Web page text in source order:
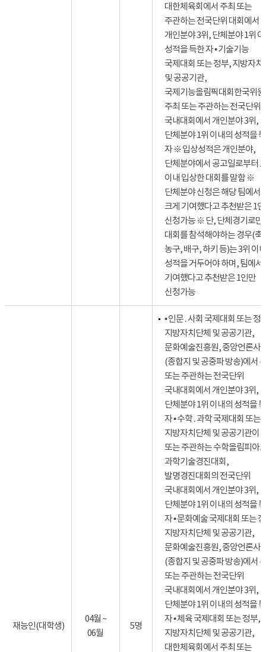
대한체육회에서 주최 또는
주관하는 전국단위 대회에서
개인분야 3위, 단체분야 1위
성적을 득한 자 • 기술기능
국제대회 또는 정부, 지방자치
및 공공기관,
국제기능올림픽대회한국위
주최 또는 주관하는 전국단위
국내대회에서 개인분야 3위,
단체분야 1위 이내의 성적을
자 ※ 입상성적은 개인분야,
단체분야에서 공고일로부터 1
이내 입상한 대회를 말함 ※
단체분야 신청은 해당 팀에서
크게 기여했다고 추천받은 1
신청가능 ※ 단, 단체경기로만
대회를 참석해야하는 경우(축
농구, 배구, 하키 등)는 3위 이
성적을 거두어야 하며, 팀에서
기여했다고 추천받은 1인만
신청가능
재능인(대학생)
04월 ~
06월
5명
• 인문․사회 국제대회 또는 정
지방자치단체 및 공공기관,
문화예술진흥원, 중앙언론사
(종합지 및 공중파 방송)에서
또는 주관하는 전국단위
국내대회에서 개인분야 3위,
단체분야 1위 이내의 성적을
자 • 수학․과학 국제대회 또는
지방자치단체 및 공공기관이
또는 주관하는 수학올림피아
과학기술경진대회,
발명경진대회의 전국단위
국내대회에서 개인분야 3위,
단체분야 1위 이내의 성적을
자 • 문화예술 국제대회 또는
지방자치단체 및 공공기관,
문화예술진흥원, 중앙언론사
(종합지 및 공중파 방송)에서
또는 주관하는 전국단위
국내대회에서 개인분야 3위,
단체분야 1위 이내의 성적을
자 • 체육 국제대회 또는 정부,
지방자치단체 및 공공기관,
대한체육회에서 주최 또는